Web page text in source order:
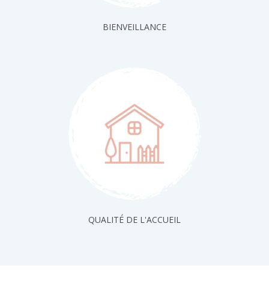
BIENVEILLANCE
QUALITÉ DE L'ACCUEIL